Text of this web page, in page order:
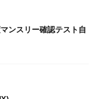
ンスリー確認テスト自